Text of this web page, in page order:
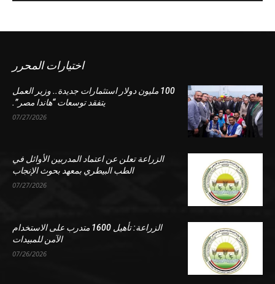
اختيارات المحرر
100 مليون دولار استثمارات جديدة.. وزير العمل
يتفقد توسعات “هاندا مصر”.
07/27/2026
الزراعة تعلن عن اعتماد المدربين الأوائل في
الطب البيطري بمعهد بحوث الإنجاب
07/27/2026
الزراعة: تأهيل 1600 متدرب على الاستخدام
الآمن للمبيدات
07/26/2026